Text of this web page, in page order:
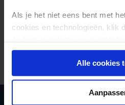
Als je het niet eens bent met
cookies en technologieën, klik
onder aan de pagina op elk
toekomst wijzigen.Alle cookies